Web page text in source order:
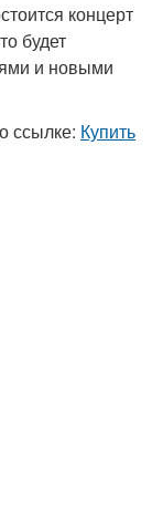
концерт
будет
и новыми
ссылке: Купить